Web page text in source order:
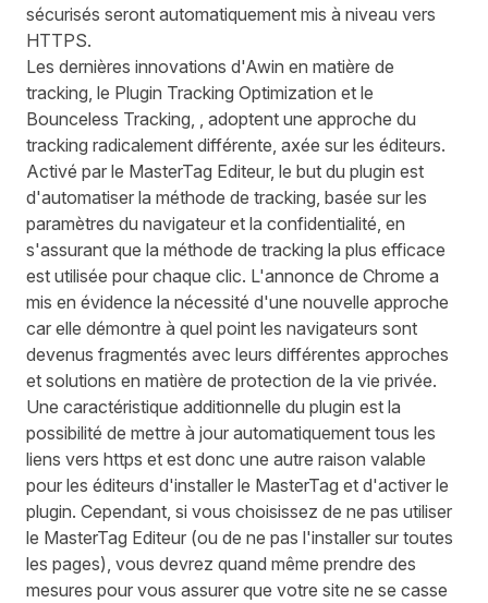
sécurisés seront automatiquement mis à niveau vers
HTTPS.
Les dernières innovations d'Awin en matière de
tracking, le Plugin Tracking Optimization et le
Bounceless Tracking, , adoptent une approche du
tracking radicalement différente, axée sur les éditeurs.
Activé par le MasterTag Editeur, le but du plugin est
d'automatiser la méthode de tracking, basée sur les
paramètres du navigateur et la confidentialité, en
s'assurant que la méthode de tracking la plus efficace
est utilisée pour chaque clic. L'annonce de Chrome a
mis en évidence la nécessité d'une nouvelle approche
car elle démontre à quel point les navigateurs sont
devenus fragmentés avec leurs différentes approches
et solutions en matière de protection de la vie privée.
Une caractéristique additionnelle du plugin est la
possibilité de mettre à jour automatiquement tous les
liens vers https et est donc une autre raison valable
pour les éditeurs d'installer le MasterTag et d'activer le
plugin. Cependant, si vous choisissez de ne pas utiliser
le MasterTag Editeur (ou de ne pas l'installer sur toutes
les pages), vous devrez quand même prendre des
mesures pour vous assurer que votre site ne se casse